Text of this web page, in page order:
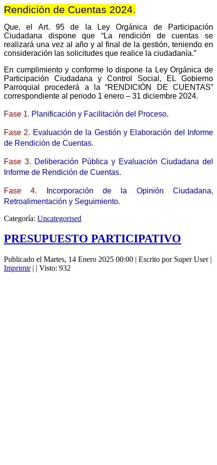
Rendición de Cuentas 2024.
Que, el Art. 95 de la Ley Orgánica de Participación
Ciudadana dispone que “La rendición de cuentas se
realizará una vez al año y al final de la gestión, teniendo en
consideración las solicitudes que realice la ciudadanía.”
En cumplimiento y conforme lo dispone la Ley Orgánica de
Participación Ciudadana y Control Social, EL Gobierno
Parroquial procederá a la “RENDICIÓN DE CUENTAS”
correspondiente al periodo 1 enero – 31 diciembre 2024.
Fase 1. Planificación y Facilitación del Proceso.
Fase 2. Evaluación de la Gestión y Elaboración del Informe
de Rendición de Cuentas.
Fase 3. Deliberación Pública y Evaluación Ciudadana del
Informe de Rendición de Cuentas.
Fase 4.
Incorporación de la Opinión Ciudadana,
Retroalimentación y Seguimiento.
Categoría: Uncategorised
PRESUPUESTO PARTICIPATIVO
Publicado el Martes, 14 Enero 2025 00:00 | Escrito por Super User|
Imprimir| | Visto: 932